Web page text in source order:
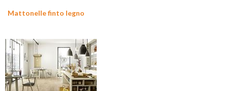
Mattonelle finto legno